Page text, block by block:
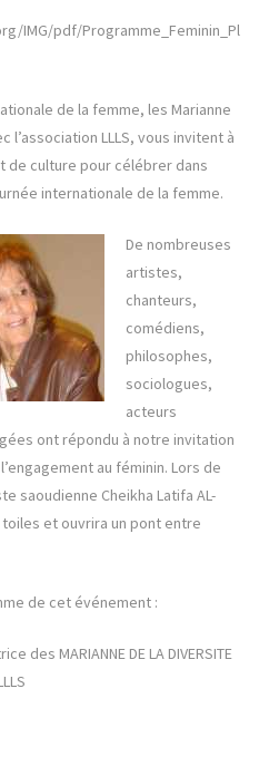
IMG/pdf/Programme_Feminin_Pl
de la femme, les Marianne
LLLS, vous invitent à
de culture pour célébrer dans
internationale de la femme.
De nombreuses
artistes,
chanteurs,
comédiens,
philosophes,
sociologues,
acteurs
ont répondu à notre invitation
au féminin. Lors de
saoudienne Cheikha Latifa AL-
et ouvrira un pont entre
de cet événement :
des MARIANNE DE LA DIVERSITE